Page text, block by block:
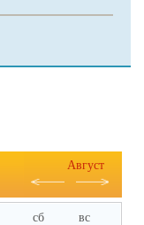
Август
сб вс